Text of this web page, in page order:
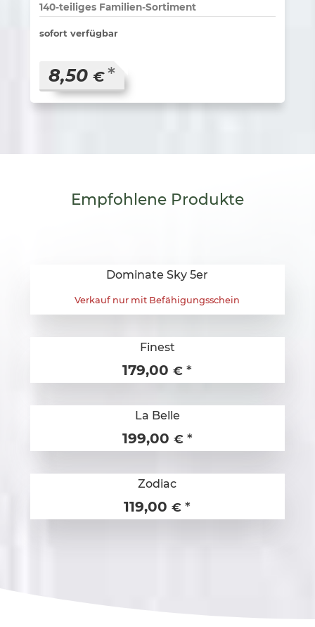
140-teiliges Familien-Sortiment
sofort verfügbar
8,50 € *
Empfohlene Produkte
Dominate Sky 5er
Verkauf nur mit Befähigungsschein
Finest
179,00€ *
La Belle
199,00 € *
Zodiac
119,00€ *